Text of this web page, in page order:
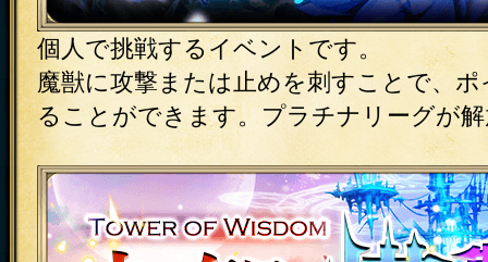
個人で挑戦するイベントです。
魔獣に攻撃または止めを刺すことで、
ることができます。プラチナリーグが